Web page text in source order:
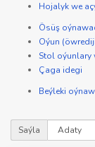
Hojalyk we
Ösüş
Oýun
Stol oýunlary
Çaga idegi
Beýleki
Saýla